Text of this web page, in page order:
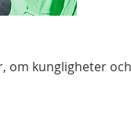
om kungligheter och